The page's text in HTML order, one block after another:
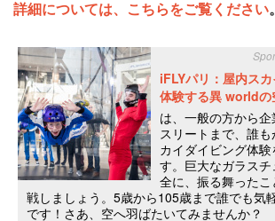
詳細については、こちらをご覧ください。